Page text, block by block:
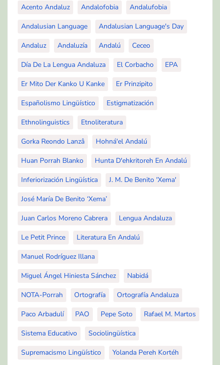
Acento Andaluz Andalofobia Andalufobia
Andalusian Language Andalusian Language's Day
Andaluz Andaluzía Andalú Ceceo
Día De La Lengua Andaluza El Corbacho EPA
Er Mito Der Kanko U Kanke Er Prinzipito
Españolismo Lingüístico Estigmatización
Ethnolinguistics Etnoliteratura
Gorka Reondo Lanzâ Hohná'el Andalú
Huan Porrah Blanko Hunta D'ehkritoreh En Andalú
Inferiorización Lingüística J. M. De Benito 'Xema'
José María De Benito ‘Xema’
Juan Carlos Moreno Cabrera Lengua Andaluza
Le Petit Prince Literatura En Andalú
Manuel Rodríguez Illana
Miguel Ángel Hiniesta Sánchez Nabidá
NOTA-Porrah Ortografía Ortografía Andaluza
Paco Arbadulí PAO Pepe Soto Rafael M. Martos
Sistema Educativo Sociolingüística
Supremacismo Lingüístico Yolanda Pereh Kortéh